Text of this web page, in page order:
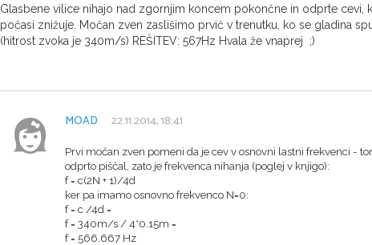
Glasbene vilice nihajo nad zgornjim koncem pokončne in odprte cevi,
počasi znižuje. Močan zven zaslišimo prvič v trenutku, ko se gladina
(hitrost zvoka je 340m/s) REŠITEV: 567Hz Hvala že vnaprej ;)
MOAD 22.11.2014, 18:41
Prvi močan zven pomeni da je cev v osnovni lastni frekvenci -
odprto piščal, zato je frekvenca nihanja (poglej v knjigo):
f = c(2N + 1)/4d
ker pa imamo osnovno frekvenco N=0:
f = c /4d =
f = 340m/s / 4*0.15m =
f = 566,667 Hz